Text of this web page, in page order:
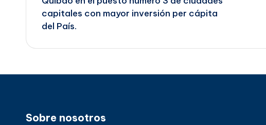
de
entradas
capitales con mayor inversión per cápita
del País.
Sobre nosotros